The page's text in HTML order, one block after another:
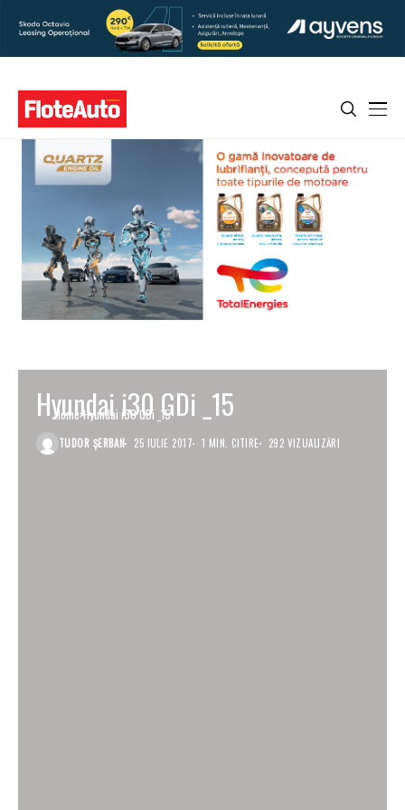
Home Hyundai i30 GDi _15
Hyundai i30 GDi _15
TUDOR ȘERBAN 25 IULIE 2017 1 MIN. CITIRE 292 VIZUALIZĂRI